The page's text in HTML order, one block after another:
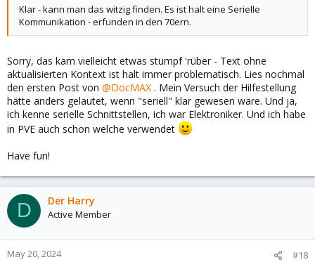
Klar - kann man das witzig finden. Es ist halt eine Serielle
Kommunikation - erfunden in den 70ern.
Sorry, das kam vielleicht etwas stumpf 'rüber - Text ohne
aktualisierten Kontext ist halt immer problematisch. Lies nochmal
den ersten Post von @DocMAX . Mein Versuch der Hilfestellung
hätte anders gelautet, wenn "seriell" klar gewesen wäre. Und ja,
ich kenne serielle Schnittstellen, ich war Elektroniker. Und ich habe
in PVE auch schon welche verwendet
Have fun!
D Der Harry
Active Member
May 20, 2024 #18